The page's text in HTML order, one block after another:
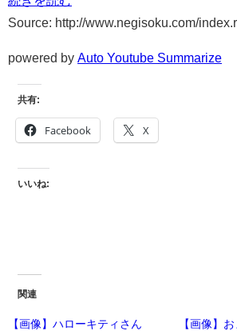
Source: http://www.negisoku.com/
powered by Auto Youtube Summarize
共有:
Facebook X
いいね:
関連
【画像】ハローキティさん
【画像】